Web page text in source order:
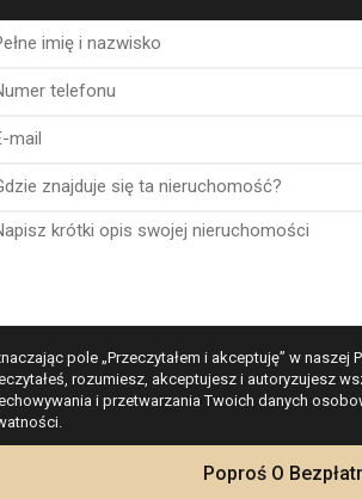
strefami relaksu.
z miejscami dla kilku
i bezpieczeństwo.
zagwarantować luksus, komfort i
pole „Przeczytałem i akceptuję” w
rozumiesz, akceptujesz i autoryzujesz
i przetwarzania Twoich danych
Poproś O